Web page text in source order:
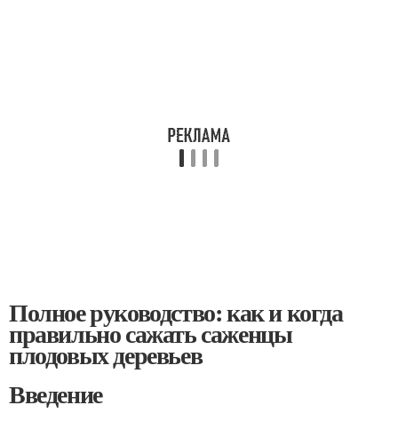
Полное руководство: как и когда
правильно сажать саженцы
плодовых деревьев
Введение